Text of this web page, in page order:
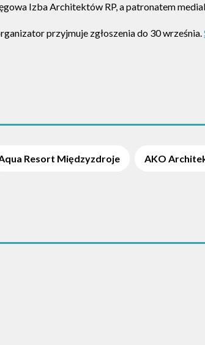
Izba Architektów RP, a patronatem
przyjmuje zgłoszenia do 30 września.
Resort Międzyzdroje AKO